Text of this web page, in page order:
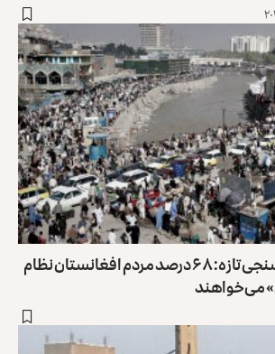
یافته‌های یک نظرسنجی تازه: ۶۸ درصد مردم افغانستان نظام
می‌خواهند